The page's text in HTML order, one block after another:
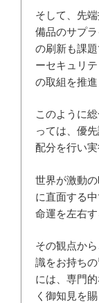
そして、先
備品のサプ
の刷新も課
ーセキュリ
の取組を推進
このように
っては、優
配分を行い
世界が激動
に直面する
命運を左右す
その観点か
識をお持ち
には、専門
く御知見を